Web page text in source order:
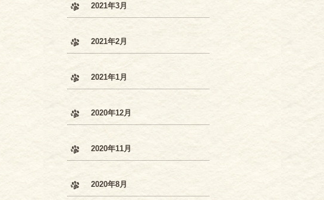
2021年3月
2021年2月
2021年1月
2020年12月
2020年11月
2020年8月